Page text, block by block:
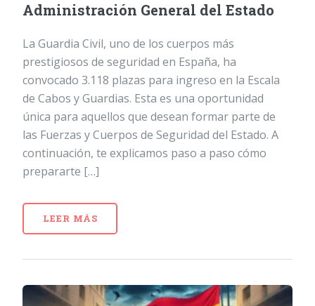
Administración General del Estado
La Guardia Civil, uno de los cuerpos más
prestigiosos de seguridad en España, ha
convocado 3.118 plazas para ingreso en la Escala
de Cabos y Guardias. Esta es una oportunidad
única para aquellos que desean formar parte de
las Fuerzas y Cuerpos de Seguridad del Estado. A
continuación, te explicamos paso a paso cómo
prepararte […]
LEER MÁS